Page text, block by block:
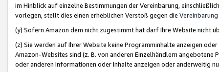
im Hinblick auf einzelne Bestimmungen der Vereinbarung,
vorlegen, stellt dies einen erheblichen Verstoß gegen die Vereinbarung
(y) Sofern Amazon dem nicht zugestimmt hat darf Ihre Website nicht
(z) Sie werden auf Ihrer Website keine Programminhalte anzeigen
Amazon-Websites sind (z. B. von anderen Einzelhändlern
oder anderen Informationen oder Inhalte anzeigen oder anderweitig